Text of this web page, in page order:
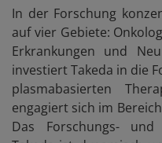
In der Forschung
auf vier Gebiete:
Erkrankungen und
investiert Takeda in die
plasmabasierten
engagiert sich im
Das Forschungs- und